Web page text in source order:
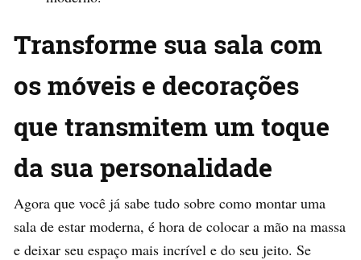
Transforme sua sala com
os móveis e decorações
que transmitem um toque
da sua personalidade
Agora que você já sabe tudo sobre como montar uma
sala de estar moderna, é hora de colocar a mão na massa
e deixar seu espaço mais incrível e do seu jeito. Se